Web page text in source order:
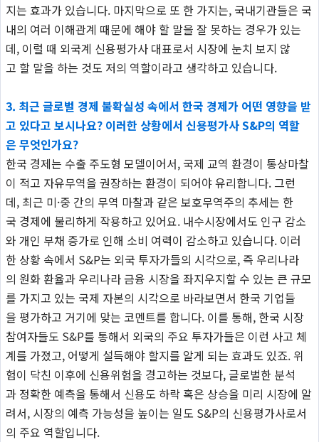
지는 효과가 있습니다. 마지막으로 또 한 가지는, 국내기관들은 국
내의 여러 이해관계 때문에 해야 할 말을 잘 못하는 경우가 있는
데, 이럴 때 외국계 신용평가사 대표로서 시장에 눈치 보지 않
고 할 말을 하는 것도 저의 역할이라고 생각하고 있습니다.
3. 최근 글로벌 경제 불확실성 속에서 한국 경제가 어떤 영향을 받
고 있다고 보시나요? 이러한 상황에서 신용평가사 S&P의 역할
은 무엇인가요?
한국 경제는 수출 주도형 모델이어서, 국제 교역 환경이 통상마찰
이 적고 자유무역을 권장하는 환경이 되어야 유리합니다. 그런
데, 최근 미·중 간의 무역 마찰과 같은 보호무역주의 추세는 한
국 경제에 불리하게 작용하고 있어요. 내수시장에서도 인구 감소
와 개인 부채 증가로 인해 소비 여력이 감소하고 있습니다. 이러
한 상황 속에서 S&P는 외국 투자가들의 시각으로, 즉 우리나라
의 원화 환율과 우리나라 금융 시장을 좌지우지할 수 있는 큰 규모
를 가지고 있는 국제 자본의 시각으로 바라보면서 한국 기업들
을 평가하고 거기에 맞는 코멘트를 합니다. 이를 통해, 한국 시장
참여자들도 S&P를 통해서 외국의 주요 투자가들은 이런 사고 체
계를 가졌고, 어떻게 설득해야 할지를 알게 되는 효과도 있죠. 위
험이 닥친 이후에 신용위험을 경고하는 것보다, 글로벌한 분석
과 정확한 예측을 통해서 신용도 하락 혹은 상승을 미리 시장에 알
려서, 시장의 예측 가능성을 높이는 일도 S&P의 신용평가사로서
의 주요 역할입니다.